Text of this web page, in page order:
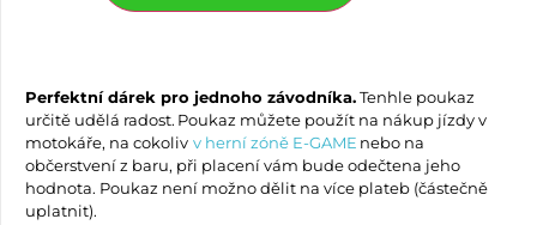
Perfektní dárek pro jednoho závodníka.Tenhle poukaz
určitě udělá radost. Poukaz můžete použít na nákup jízdy v
motokáře, na cokoliv v herní zóně E-GAME nebo na
občerstvení z baru, při placení vám bude odečtena jeho
hodnota. Poukaz není možno dělit na více plateb (částečně
uplatnit).